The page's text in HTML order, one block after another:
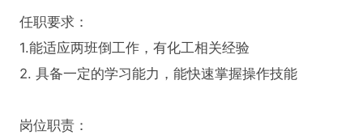
任职要求：
1.能适应两班倒工作，有化工相关经验
2. 具备一定的学习能力，能快速掌握操作技能
岗位职责：